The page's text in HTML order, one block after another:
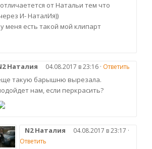
от Натальи тем что
И- НаталИя))
меня есть такой мой клипарт
Наталия 04.08.2017 в 23:16 · Ответить
такую барышню вырезала.
нам, если перкрасить?
N2 Наталия
04.08.2017 в 23:17 ·
Ответить